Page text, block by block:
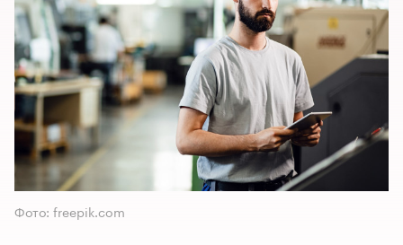
Фото: freepik.com